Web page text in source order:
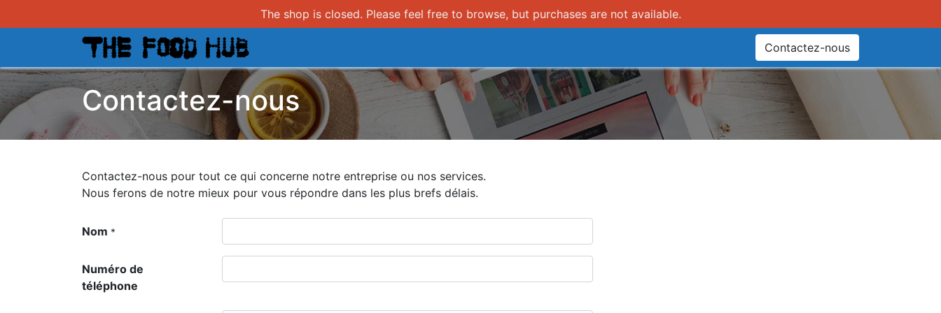
The shop is closed. Please feel free to browse, but purchases are not available.
Contactez-nous
Contactez-nous
Contactez-nous pour tout ce qui concerne notre entreprise ou nos services.
Nous ferons de notre mieux pour vous répondre dans les plus brefs délais.
Nom *
Numéro de
téléphone